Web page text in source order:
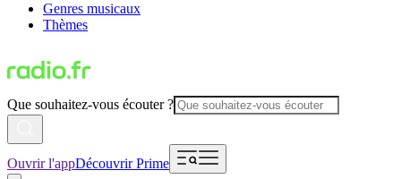
Genres musicaux
Thèmes
Que souhaitez-vous écouter ?
Ouvrir l'appDécouvrir Prime